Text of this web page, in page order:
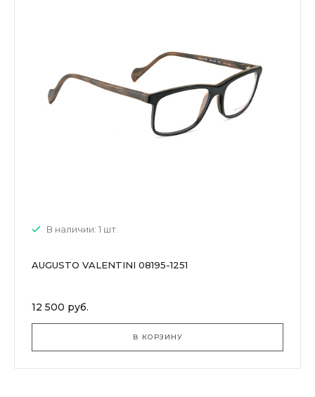
В наличии: 1 шт.
AUGUSTO VALENTINI 08195-1251
12 500 руб.
В КОРЗИНУ